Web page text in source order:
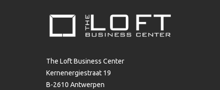
The Loft Business Center
Kernenergiestraat 19
B-2610 Antwerpen